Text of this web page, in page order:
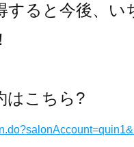
すると今後、い
はこちら?